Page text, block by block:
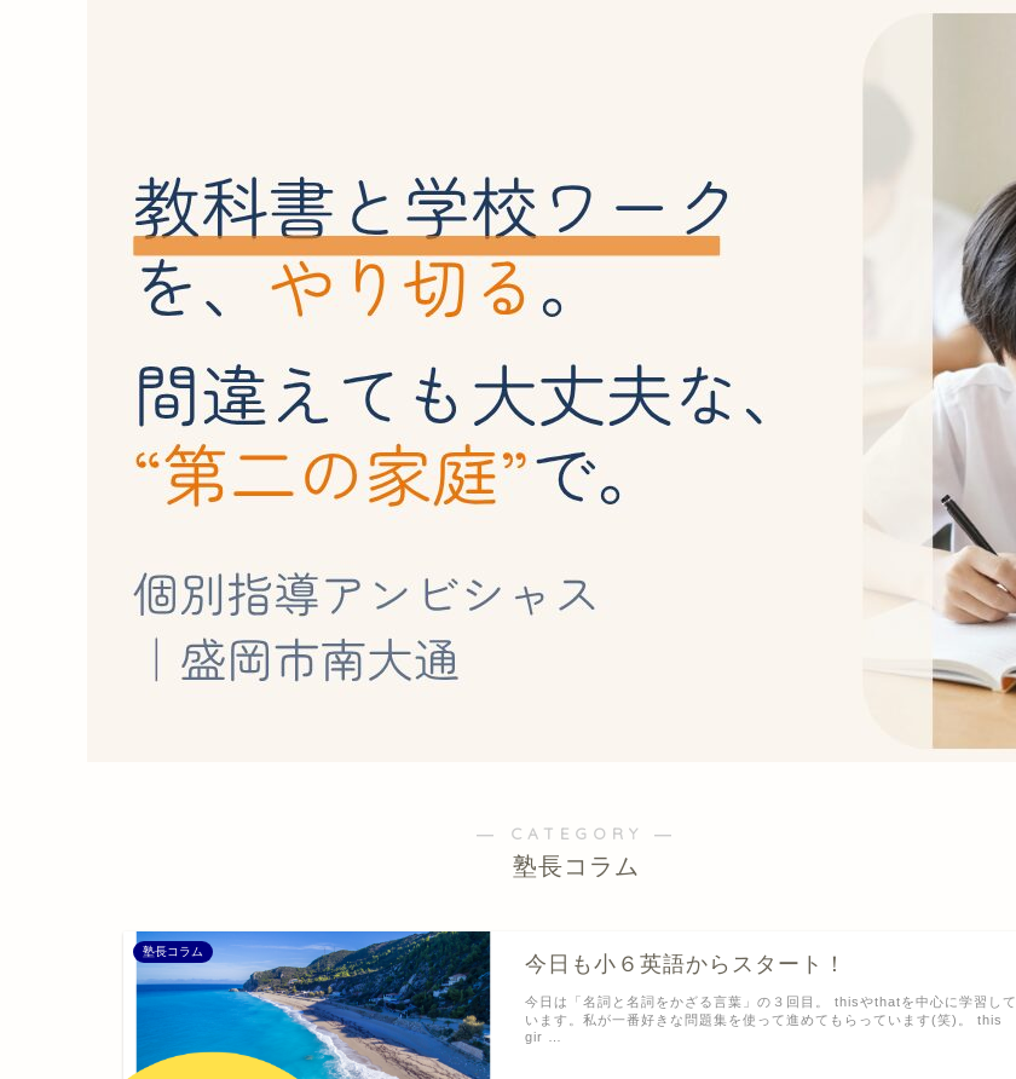
― CATEGORY ―
塾長コラム
塾長コラム
今日も小６英語からスタート！
今日は「名詞と名詞をかざる言葉」の３回目。 thisやthatを中心に学習して
います。私が一番好きな問題集を使って進めてもらっています(笑)。 this
gir …